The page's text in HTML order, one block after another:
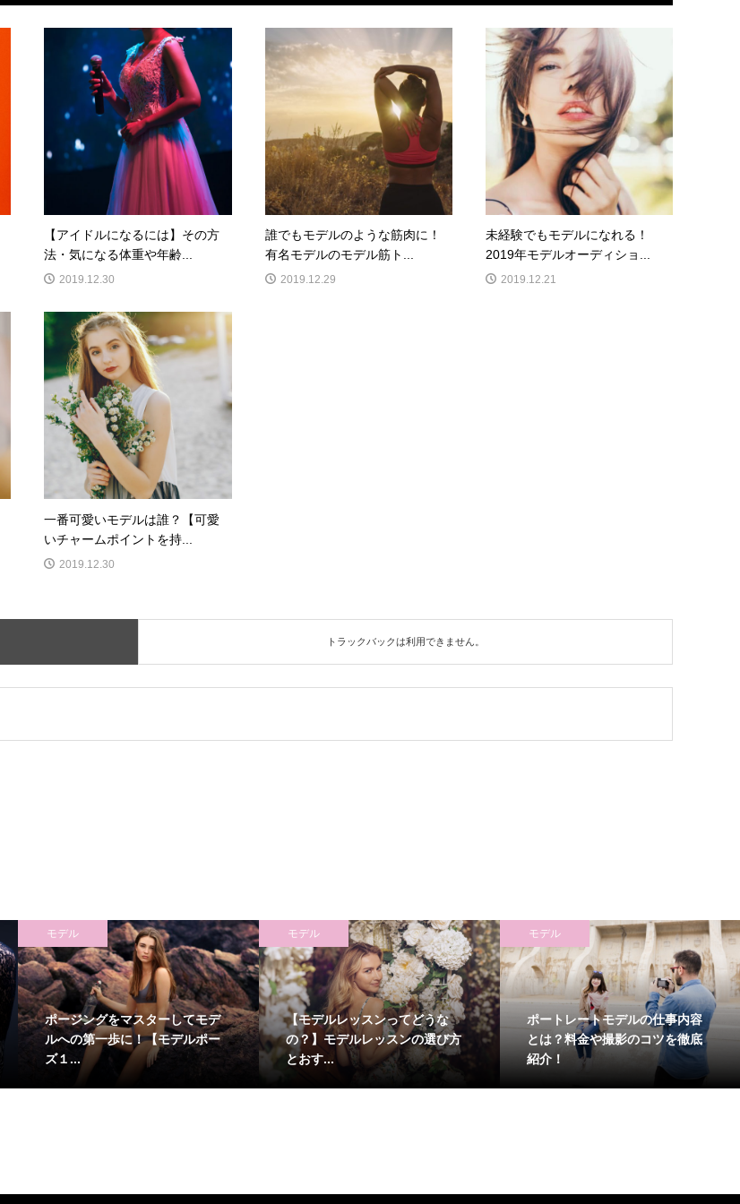
【アイドルになるには】その方
法・気になる体重や年齢...
2019.12.30
誰でもモデルのような筋肉に！
有名モデルのモデル筋ト...
2019.12.29
未経験でもモデルになれる！
2019年モデルオーディショ...
2019.12.21
一番可愛いモデルは誰？【可愛
いチャームポイントを持...
2019.12.30
トラックバックは利用できません。
モデル
ポージングをマスターしてモデ
ルへの第一歩に！【モデルポー
ズ１...
モデル
【モデルレッスンってどうな
の？】モデルレッスンの選び方
とおす...
モデル
ポートレートモデルの仕事内容
とは？料金や撮影のコツを徹底
紹介！